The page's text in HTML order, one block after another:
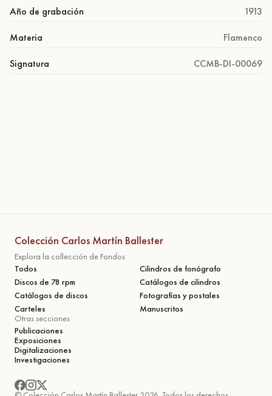
Año de grabación 1913
Materia Flamenco
Signatura CCMB-DI-00069
Colección Carlos Martín Ballester
Explora la collección de Fondos
Todos
Cilindros de fonógrafo
Discos de 78 rpm
Catálogos de cilindros
Catálogos de discos
Fotografías y postales
Carteles
Manuscritos
Otras secciones
Publicaciones
Exposiciones
Digitalizaciones
Investigaciones